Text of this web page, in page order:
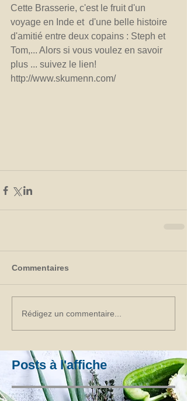
Cette Brasserie, c'est le fruit d'un
voyage en Inde et  d'une belle histoire
d'amitié entre deux copains : Steph et
Tom,... Alors si vous voulez en savoir
plus ... suivez le lien!
http://www.skumenn.com/
Commentaires
Rédigez un commentaire...
Posts à l'affiche